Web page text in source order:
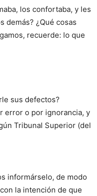
los confortaba, y les
demás? ¿Qué cosas
recuerde: lo que
sus defectos?
error o por ignorancia, y
Tribunal Su­perior (del
informárselo, de modo
la intención de que